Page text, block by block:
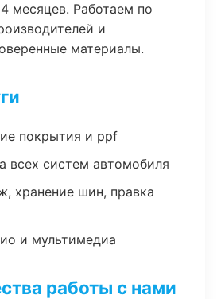
месяцев. Работаем по
и
материалы.
покрытия и ppf
всех систем автомобиля
хранение шин, правка
и мультимедиа
работы с нами